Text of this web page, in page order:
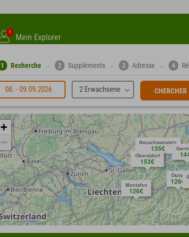
1
Mein Explorer
1 Recherche → 2 Suppléments → 3 Adresse → 4
08. - 09.09.2026 2 Erwachsene CHERCHER
Montafon
126€
Ötztal
126€
Oberstdorf
153€
Neuschwanstein
135€
+
−